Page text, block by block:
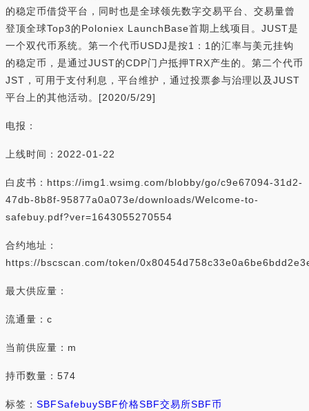
的稳定币借贷平台，同时也是全球领先数字交易平台、交易量曾
登顶全球Top3的Poloniex LaunchBase首期上线项目。JUST是
一个双代币系统。第一个代币USDJ是按1：1的汇率与美元挂钩
的稳定币，是通过JUST的CDP门户抵押TRX产生的。第二个代币
JST，可用于支付利息，平台维护，通过投票参与治理以及JUST
平台上的其他活动。[2020/5/29]
电报：
上线时间：2022-01-22
白皮书：https://img1.wsimg.com/blobby/go/c9e67094-31d2-
47db-8b8f-95877a0a073e/downloads/Welcome-to-
safebuy.pdf?ver=1643055270554
合约地址：
https://bscscan.com/token/
最大供应量：
流通量：c
当前供应量：m
持币数量：574
标签： SBFSafebuySBF价格SBF交易所SBF币